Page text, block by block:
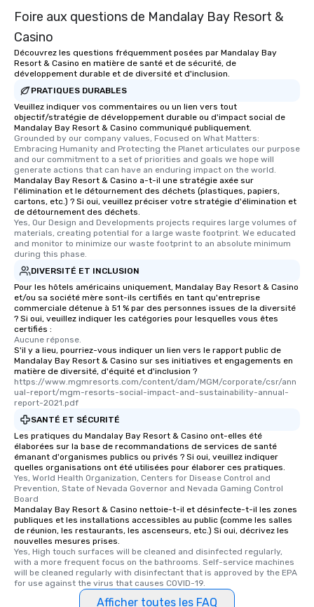
Foire aux questions de Mandalay Bay Resort &
Casino
Découvrez les questions fréquemment posées par Mandalay Bay
Resort & Casino en matière de santé et de sécurité, de
développement durable et de diversité et d'inclusion.
PRATIQUES DURABLES
Veuillez indiquer vos commentaires ou un lien vers tout
objectif/stratégie de développement durable ou d'impact social de
Mandalay Bay Resort & Casino communiqué publiquement.
Grounded by our company values, Focused on What Matters:
Embracing Humanity and Protecting the Planet articulates our purpose
and our commitment to a set of priorities and goals we hope will
generate actions that can have an enduring impact on the world.
Mandalay Bay Resort & Casino a-t-il une stratégie axée sur
l'élimination et le détournement des déchets (plastiques, papiers,
cartons, etc.) ? Si oui, veuillez préciser votre stratégie d'élimination et
de détournement des déchets.
Yes, Our Design and Developments projects requires large volumes of
materials, creating potential for a large waste footprint. We educated
and monitor to minimize our waste footprint to an absolute minimum
during this phase.
DIVERSITÉ ET INCLUSION
Pour les hôtels américains uniquement, Mandalay Bay Resort & Casino
et/ou sa société mère sont-ils certifiés en tant qu'entreprise
commerciale détenue à 51 % par des personnes issues de la diversité
? Si oui, veuillez indiquer les catégories pour lesquelles vous êtes
certifiés :
Aucune réponse.
S'il y a lieu, pourriez-vous indiquer un lien vers le rapport public de
Mandalay Bay Resort & Casino sur ses initiatives et engagements en
matière de diversité, d'équité et d'inclusion ?
https://www.mgmresorts.com/content/dam/MGM/corporate/csr/ann
ual-report/mgm-resorts-social-impact-and-sustainability-annual-
report-2021.pdf
SANTÉ ET SÉCURITÉ
Les pratiques du Mandalay Bay Resort & Casino ont-elles été
élaborées sur la base de recommandations de services de santé
émanant d'organismes publics ou privés ? Si oui, veuillez indiquer
quelles organisations ont été utilisées pour élaborer ces pratiques.
Yes, World Health Organization, Centers for Disease Control and
Prevention, State of Nevada Governor and Nevada Gaming Control
Board
Mandalay Bay Resort & Casino nettoie-t-il et désinfecte-t-il les zones
publiques et les installations accessibles au public (comme les salles
de réunion, les restaurants, les ascenseurs, etc.) Si oui, décrivez les
nouvelles mesures prises.
Yes, High touch surfaces will be cleaned and disinfected regularly,
with a more frequent focus on the bathrooms. Self-service machines
will be cleaned regularly with disinfectant that is approved by the EPA
for use against the virus that causes COVID-19.
Afficher toutes les FAQ